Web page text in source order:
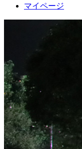
マイページ